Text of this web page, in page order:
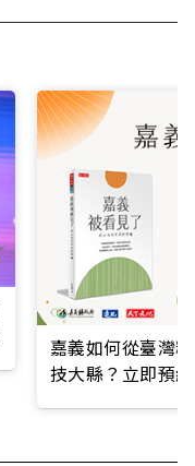
嘉義如何從臺灣
技大縣？立即預